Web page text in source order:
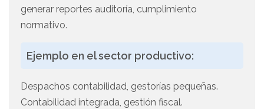
generar reportes auditoría, cumplimiento
normativo.
Ejemplo en el sector productivo:
Despachos contabilidad, gestorías pequeñas.
Contabilidad integrada, gestión fiscal.